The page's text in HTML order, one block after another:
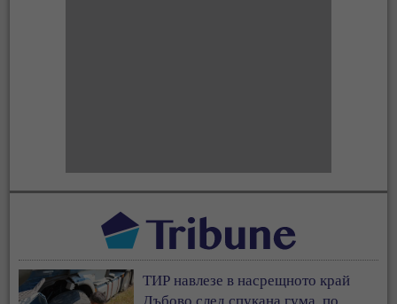
ТИР навлезе в насрещното край
Дъбово след спукана гума, по